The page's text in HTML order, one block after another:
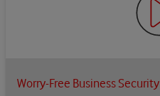
Worry-Free Business Security